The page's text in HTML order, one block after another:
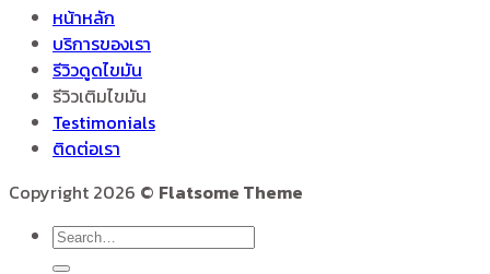
หน้าหลัก
บริการของเรา
รีวิวดูดไขมัน
รีวิวเติมไขมัน
Testimonials
ติดต่อเรา
Copyright 2026 © Flatsome Theme